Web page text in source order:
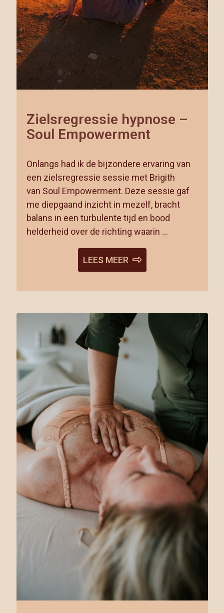
Zielsregressie hypnose –
Soul Empowerment
Onlangs had ik de bijzondere ervaring van
een zielsregressie sessie met Brigith
van Soul Empowerment. Deze sessie gaf
me diepgaand inzicht in mezelf, bracht
balans in een turbulente tijd en bood
helderheid over de richting waarin …
LEES MEER